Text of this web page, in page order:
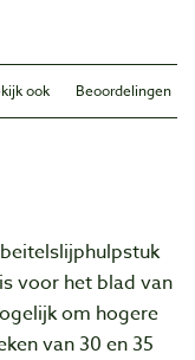
ook Beoordelingen
voor het blad van
om hogere
van 30 en 35